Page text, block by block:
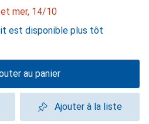
et mer, 14/10
est disponible plus tôt
au panier
Ajouter à la liste